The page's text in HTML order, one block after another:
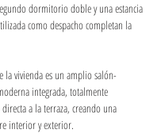
dormitorio doble y una estancia
como despacho completan la
la vivienda es un amplio salón-
integrada, totalmente
a la terraza, creando una
interior y exterior.